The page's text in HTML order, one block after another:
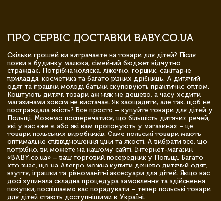
ПРО СЕРВІС ДОСТАВКИ BABY.CO.UA
Скільки грошей ви витрачаєте на товари для дітей? Після
появи в будинку малюка, сімейний бюджет відчутно
страждає. Потрібна коляска, ліжечко, горщик, санітарне
приладдя, косметика та багато різних дрібниць. А дитячий
одяг та іграшки молоді батьки скуповують практично оптом.
Коштують дитячі товари аж ніяк не дешево, а часу ходити
магазинами зовсім не вистачає. Як заощадити, але так, щоб не
постраждала якість? Все просто – купуйте товари для дітей у
Польщі. Можемо посперечатися, що більшість дитячих речей,
які у вас вже є або які вам пропонують у магазинах – це
товари польських виробників. Саме польські товари мають
оптимальне співвідношення ціни та якості. А вибрати все, що
потрібно, ви можете на нашому сайті. Інтернет-магазин
«BABY.co.ua» – ваш торговий посередник у Польщі. Багато
хто знає, що на Алегро можна купити дешево дитячий одяг,
взуття, іграшки та різноманітні аксесуари для дітей. Якщо вас
досі зупиняла складна процедура замовлення та здійснення
покупки, поспішаємо вас порадувати – тепер польські товари
для дітей стають доступнішими в Україні.